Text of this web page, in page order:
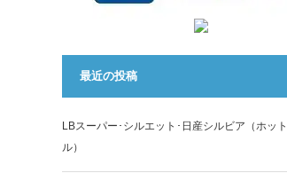
最近の投稿
LBスーパー･シルエット･日産シルビア（ホッ
ル）